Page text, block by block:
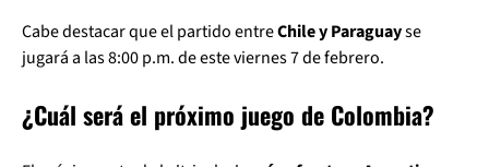
Cabe destacar que el partido entreChile y Paraguayse
jugará a las 8:00 p.m. de este viernes 7 de febrero.
¿Cuál será el próximo juego de Colombia?